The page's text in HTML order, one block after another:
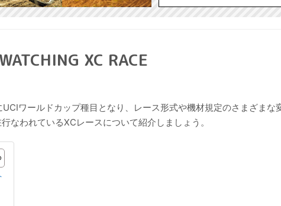
XC RACE
ワールドカップ種目となり、レース形式や機材規定のさまざまな
なわれているXCレースについて紹介しましょう。